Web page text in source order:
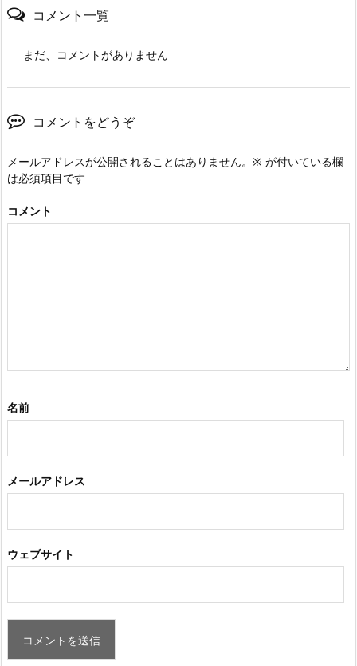
コメント一覧
まだ、コメントがありません
コメントをどうぞ
メールアドレスが公開されることはありません。 ※ が付いている欄
は必須項目です
コメント
名前
メールアドレス
ウェブサイト